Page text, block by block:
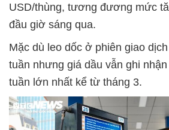
USD/thùng, tương đương mức
đầu giờ sáng qua.
Mặc dù leo dốc ở phiên giao
tuần nhưng giá dầu vẫn ghi
tuần lớn nhất kể từ tháng 3.